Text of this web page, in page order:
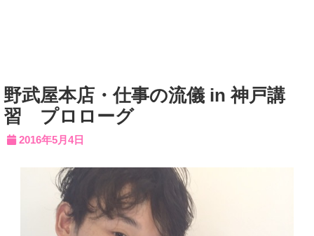
野武屋本店・仕事の流儀 in 神戸講
習 プロローグ
2016年5月4日